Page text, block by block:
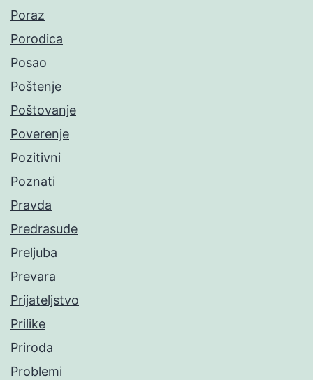
Poraz
Porodica
Posao
Poštenje
Poštovanje
Poverenje
Pozitivni
Poznati
Pravda
Predrasude
Preljuba
Prevara
Prijateljstvo
Prilike
Priroda
Problemi